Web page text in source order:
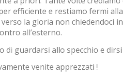
efficiente e restiamo fermi
la gloria non chiedendoci
all’esterno.
guardarsi allo specchio e
venite apprezzati !